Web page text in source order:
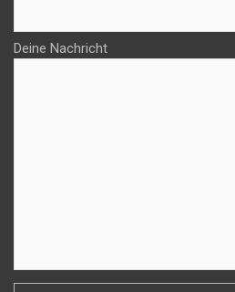
Deine Nachricht